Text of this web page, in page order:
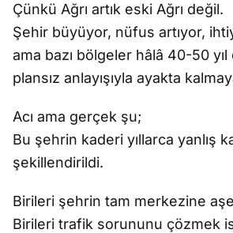
Çünkü Ağrı artık eski Ağrı değil.
Şehir büyüyor, nüfus artıyor,
ama bazı bölgeler hâlâ 40-50
plansız anlayışıyla ayakta
Acı ama gerçek şu;
Bu şehrin kaderi yıllarca yanlış
şekillendirildi.
Birileri şehrin tam merkezine
Birileri trafik sorununu çözmek